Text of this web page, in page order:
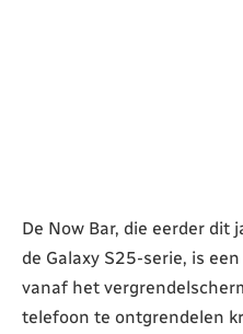
De Now Bar, die eerder dit
de Galaxy S25-serie, is
vanaf het
telefoon te ontgrendelen